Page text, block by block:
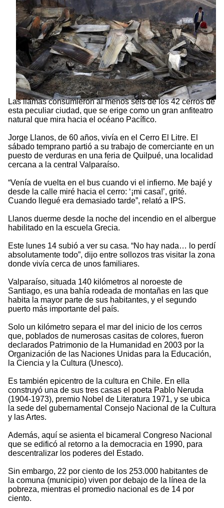
Las llamas consumieron al menos seis de los 42 cerros de
esta peculiar ciudad, que se erige como un gran anfiteatro
natural que mira hacia el océano Pacífico.
Jorge Llanos, de 60 años, vivía en el Cerro El Litre. El
sábado temprano partió a su trabajo de comerciante en un
puesto de verduras en una feria de Quilpué, una localidad
cercana a la central Valparaíso.
“Venía de vuelta en el bus cuando vi el infierno. Me bajé y
desde la calle miré hacia el cerro: ‘¡mi casa!’, grité.
Cuando llegué era demasiado tarde”, relató a IPS.
Llanos duerme desde la noche del incendio en el albergue
habilitado en la escuela Grecia.
Este lunes 14 subió a ver su casa. “No hay nada… lo perdí
absolutamente todo”, dijo entre sollozos tras visitar la zona
donde vivía cerca de unos familiares.
Valparaíso, situada 140 kilómetros al noroeste de
Santiago, es una bahía rodeada de montañas en las que
habita la mayor parte de sus habitantes, y el segundo
puerto más importante del país.
Solo un kilómetro separa el mar del inicio de los cerros
que, poblados de numerosas casitas de colores, fueron
declarados Patrimonio de la Humanidad en 2003 por la
Organización de las Naciones Unidas para la Educación,
la Ciencia y la Cultura (Unesco).
Es también epicentro de la cultura en Chile. En ella
construyó una de sus tres casas el poeta Pablo Neruda
(1904-1973), premio Nobel de Literatura 1971, y se ubica
la sede del gubernamental Consejo Nacional de la Cultura
y las Artes.
Además, aquí se asienta el bicameral Congreso Nacional
que se edificó al retorno a la democracia en 1990, para
descentralizar los poderes del Estado.
Sin embargo, 22 por ciento de los 253.000 habitantes de
la comuna (municipio) viven por debajo de la línea de la
pobreza, mientras el promedio nacional es de 14 por
ciento.